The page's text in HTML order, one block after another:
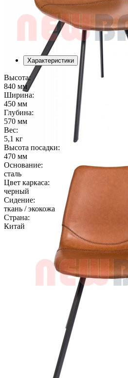
Характеристики
Высота:
840 мм
Ширина:
450 мм
Глубина:
570 мм
Вес:
5,1 кг
Высота посадки:
470 мм
Основание:
сталь
Цвет каркаса:
черный
Сидение:
ткань / экокожа
Страна:
Китай